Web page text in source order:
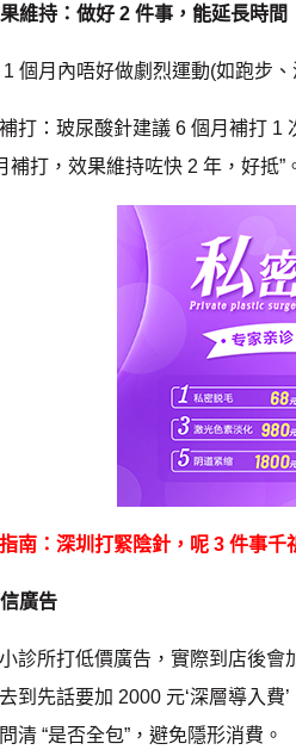
維持：做好 2 件事，能延長時間
月內唔好做劇烈運動(如跑步、
：玻尿酸針建議 6 個月補打 1
補打，效果維持咗快 2 年，好抵”
南：深圳打緊陰針，呢 3 件事千
廣告
所打低價廣告，實際到店後會加
到先話要加 2000 元‘深層導入
清 “是否全包”，避免隱形消費。